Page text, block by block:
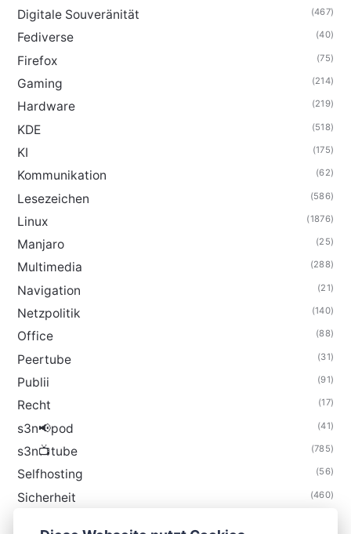
Digitale Souveränität (467)
Fediverse (40)
Firefox (75)
Gaming (214)
Hardware (219)
KDE (518)
KI (175)
Kommunikation (62)
Lesezeichen (586)
Linux (1876)
Manjaro (25)
Multimedia (288)
Navigation (21)
Netzpolitik (140)
Office (88)
Peertube (31)
Publii (91)
Recht (17)
s3n📢pod (41)
s3n📺tube (785)
Selfhosting (56)
Sicherheit (460)